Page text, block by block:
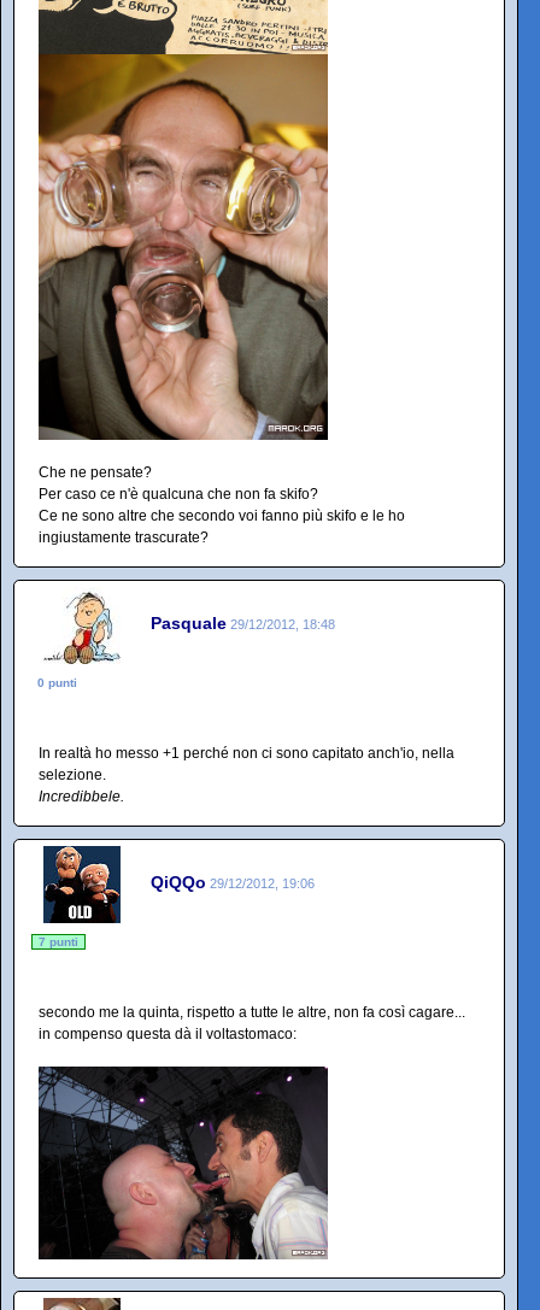
Che ne pensate?
Per caso ce n'è qualcuna che non fa skifo?
Ce ne sono altre che secondo voi fanno più skifo e le ho
ingiustamente trascurate?
Pasquale 29/12/2012, 18:48
0 punti
In realtà ho messo +1 perché non ci sono capitato anch'io, nella
selezione.
Incredibbele.
QiQQo 29/12/2012, 19:06
7 punti
secondo me la quinta, rispetto a tutte le altre, non fa così cagare...
in compenso questa dà il voltastomaco: